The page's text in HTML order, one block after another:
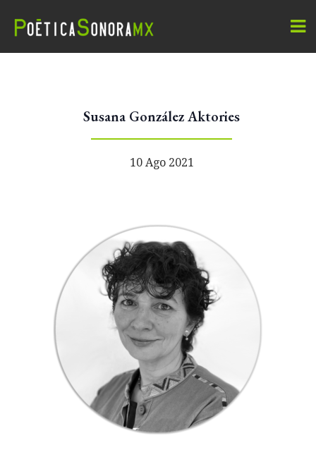
Susana González Aktories
10 Ago 2021